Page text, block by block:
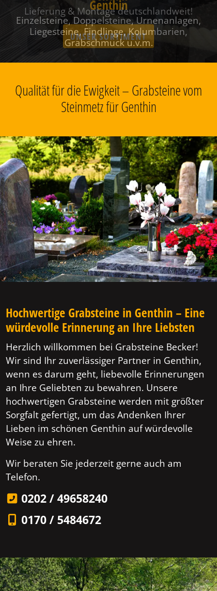
Genthin
Einzelsteine, Doppelsteine, Urnenanlagen,
Liegesteine, Findlinge, Kolumbarien,
Grabschmuck u.v.m.
Qualität für die Ewigkeit – Grabsteine vom
Steinmetz für Genthin
Hochwertige Grabsteine in Genthin – Eine
würdevolle Erinnerung an Ihre Liebsten
Herzlich willkommen bei Grabsteine Becker!
Wir sind Ihr zuverlässiger Partner in Genthin,
wenn es darum geht, liebevolle Erinnerungen
an Ihre Geliebten zu bewahren. Unsere
hochwertigen Grabsteine werden mit größter
Sorgfalt gefertigt, um das Andenken Ihrer
Lieben im schönen Genthin auf würdevolle
Weise zu ehren.
Wir beraten Sie jederzeit gerne auch am
Telefon.
0202 / 49658240
0170 / 5484672